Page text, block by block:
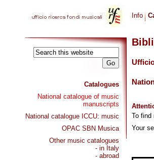
Catalogues
National catalogue of music
manuscripts
National catalogue ICCU: music
OPAC SBN Musica
Other music catalogues
- in Italy
- abroad
Info
To find
Your